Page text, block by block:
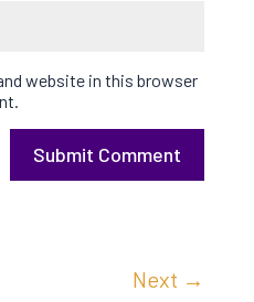
website in this browser
Submit Comment
Next →